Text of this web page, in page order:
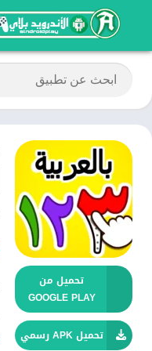
تحميل من
GOOGLE PLAY
تحميل APK رسمي